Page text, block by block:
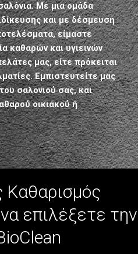
Με μια ομάδα
και με δέσμευση
είμαστε
καθαρών και υγιεινών
μας, είτε πρόκειται
Εμπιστευτείτε μας
σαλονιού σας, και
οικιακού ή
Καθαρισμός
επιλέξετε την